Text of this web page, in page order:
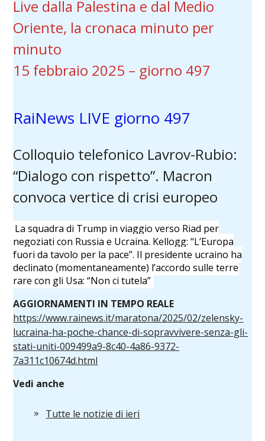
Live dalla Palestina e dal Medio
Oriente, la cronaca minuto per
minuto
15 febbraio 2025 – giorno 497
RaiNews LIVE giorno 497
Colloquio telefonico Lavrov-Rubio:
“Dialogo con rispetto”. Macron
convoca vertice di crisi europeo
La squadra di Trump in viaggio verso Riad per
negoziati con Russia e Ucraina. Kellogg: “L’Europa
fuori da tavolo per la pace”. Il presidente ucraino ha
declinato (momentaneamente) l’accordo sulle terre
rare con gli Usa: “Non ci tutela”
AGGIORNAMENTI IN TEMPO REALE
https://www.rainews.it/maratona/2025/02/zelensky-
lucraina-ha-poche-chance-di-sopravvivere-senza-gli-
stati-uniti-009499a9-8c40-4a86-9372-
7a311c10674d.html
Vedi anche
Tutte le notizie di ieri